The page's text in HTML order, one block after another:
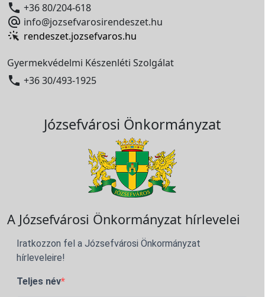
 +36 80/204-618
 info@jozsefvarosirendeszet.hu
rendeszet.jozsefvaros.hu
Gyermekvédelmi Készenléti Szolgálat
 +36 30/493-1925
Józsefvárosi Önkormányzat
A Józsefvárosi Önkormányzat hírlevelei
Iratkozzon fel a Józsefvárosi Önkormányzat
hírleveleire!
Teljes név